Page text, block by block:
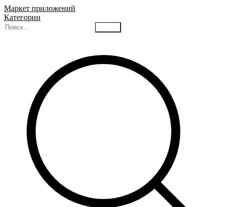
Маркет приложений
Категории